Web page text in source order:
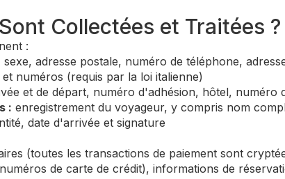
Collectées et Traitées ?
:
adresse postale, numéro de téléphone,
numéros (requis par la loi italienne)
et de départ, numéro d'adhésion, hôtel, numéro
: enregistrement du voyageur, y compris nom
date d'arrivée et signature
(toutes les transactions de paiement sont
de carte de crédit), informations de